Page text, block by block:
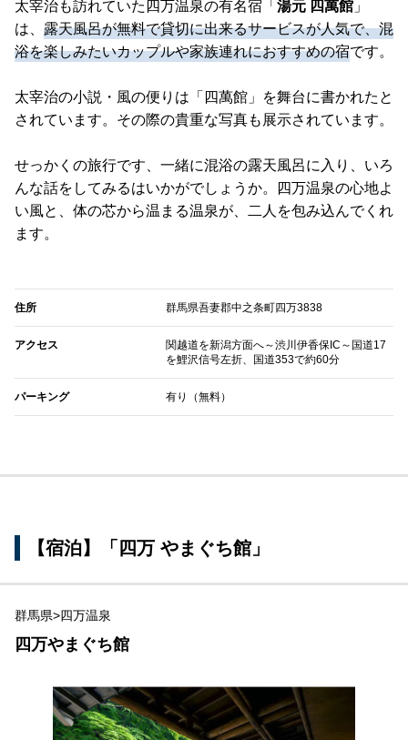
太宰治も訪れていた四万温泉の有名宿「 湯元 四萬館 」
は、 露天風呂が無料で貸切に出来るサービスが人気で、混
浴を楽しみたいカップルや家族連れにおすすめの宿です。
太宰治の小説・風の便りは「四萬館」を舞台に書かれたと
されています。その際の貴重な写真も展示されています。
せっかくの旅行です、一緒に混浴の露天風呂に入り、いろ
んな話をしてみるはいかがでしょうか。四万温泉の心地よ
い風と、体の芯から温まる温泉が、二人を包み込んでくれ
ます。
住所 群馬県吾妻郡中之条町四万3838
アクセス
関越道を新潟方面へ～渋川伊香保IC～国道17
を鯉沢信号左折、国道353で約60分
パーキング 有り（無料）
【宿泊】「四万 やまぐち館」
群馬県>四万温泉
四万やまぐち館